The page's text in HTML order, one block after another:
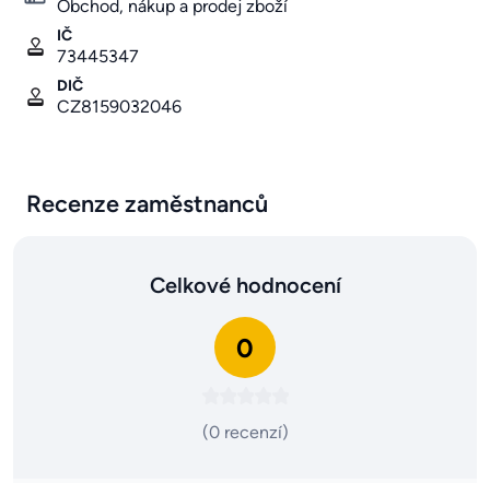
Obchod, nákup a prodej zboží
IČ
73445347
DIČ
CZ8159032046
Recenze zaměstnanců
Celkové hodnocení
0
(0 recenzí)